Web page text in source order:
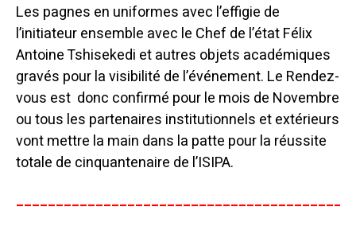
Les pagnes en uniformes avec l’effigie de
l’initiateur ensemble avec le Chef de l’état Félix
Antoine Tshisekedi et autres objets académiques
gravés pour la visibilité de l’événement. Le Rendez-
vous est donc confirmé pour le mois de Novembre
ou tous les partenaires institutionnels et extérieurs
vont mettre la main dans la patte pour la réussite
totale de cinquantenaire de l’ISIPA.